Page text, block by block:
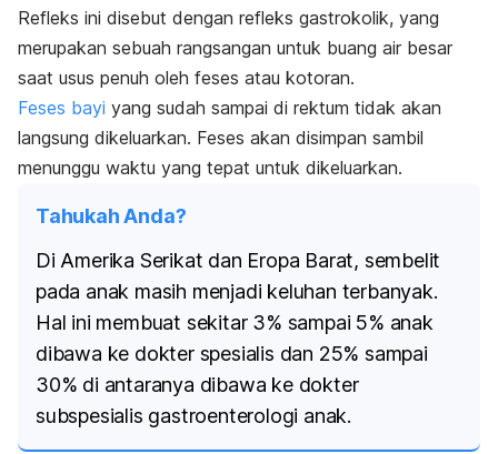
Refleks ini disebut dengan refleks gastrokolik, yang
merupakan sebuah rangsangan untuk buang air besar
saat usus penuh oleh feses atau kotoran.
Feses bayi yang sudah sampai di rektum tidak akan
langsung dikeluarkan. Feses akan disimpan sambil
menunggu waktu yang tepat untuk dikeluarkan.
Tahukah Anda?
Di Amerika Serikat dan Eropa Barat, sembelit
pada anak masih menjadi keluhan terbanyak.
Hal ini membuat sekitar 3% sampai 5% anak
dibawa ke dokter spesialis dan 25% sampai
30% di antaranya dibawa ke dokter
subspesialis gastroenterologi anak.